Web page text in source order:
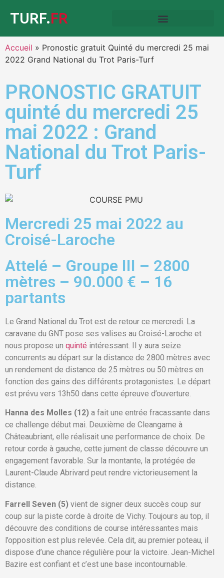
TURF.FR
Accueil » Pronostic gratuit Quinté du mercredi 25 mai
2022 Grand National du Trot Paris-Turf
PRONOSTIC GRATUIT
quinté du mercredi 25
mai 2022 : Grand
National du Trot Paris-
Turf
Mercredi 25 mai 2022 au
Croisé-Laroche
Attelé – Groupe III – 2800
mètres – 90.000 € – 16
partants
Le Grand National du Trot est de retour ce mercredi. La
caravane du GNT pose ses valises au Croisé-Laroche et
nous propose un quinté intéressant. Il y aura seize
concurrents au départ sur la distance de 2800 mètres avec
un rendement de distance de 25 mètres ou 50 mètres en
fonction des gains des différents protagonistes. Le départ
est prévu vers 13h50 dans cette épreuve d’ouverture.
Hanna des Molles (12) a fait une entrée fracassante dans
ce challenge début mai. Deuxième de Cleangame à
Châteaubriant, elle réalisait une performance de choix. De
retour corde à gauche, cette jument de classe découvre un
engagement favorable. Sur la montante, la protégée de
Laurent-Claude Abrivard peut rendre victorieusement la
distance.
Farrell Seven (5) vient de signer deux succès coup sur
coup sur la piste corde à droite de Vichy. Toujours au top, il
découvre des conditions de course intéressantes mais
l’opposition est plus relevée. Cela dit, au premier poteau, il
dispose d’une chance régulière pour la victoire. Jean-Michel
Bazire est confiant et c’est une base incontournable.